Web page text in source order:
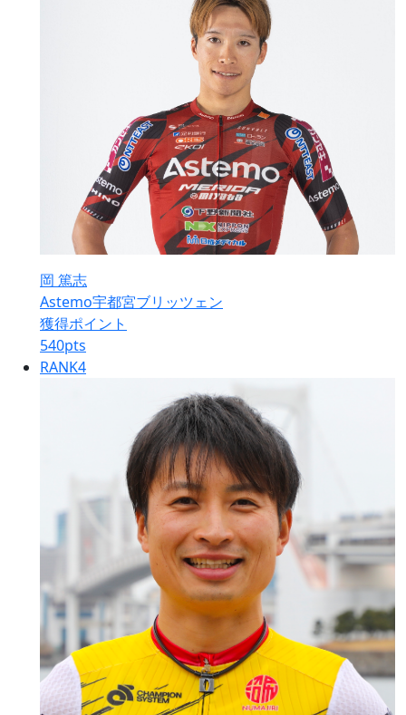
岡 篤志
Astemo宇都宮ブリッツェン
獲得ポイント
540pts
RANK4